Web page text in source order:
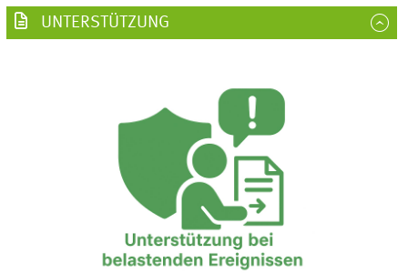
UNTERSTÜTZUNG